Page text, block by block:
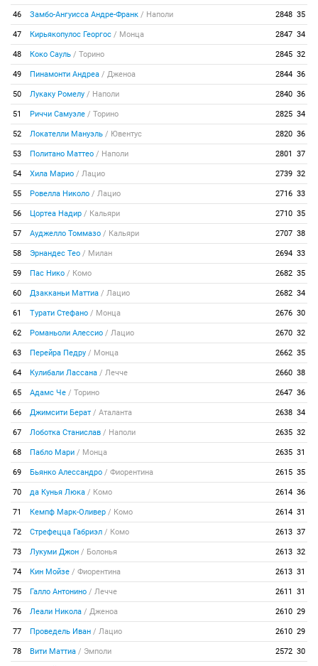
46 Замбо-Ангуисса Андре-Франк / Наполи 2848 35
47 Кирьякопулос Георгос / Монца 2847 34
48 Коко Сауль / Торино 2845 32
49 Пинамонти Андреа / Дженоа 2844 36
50 Лукаку Ромелу / Наполи 2840 36
51 Риччи Самуэле / Торино 2825 34
52 Локателли Мануэль / Ювентус 2820 36
53 Политано Маттео / Наполи 2801 37
54 Хила Марио / Лацио 2739 32
55 Ровелла Николо / Лацио 2716 33
56 Цортеа Надир / Кальяри 2710 35
57 Ауджелло Томмазо / Кальяри 2707 38
58 Эрнандес Тео / Милан 2694 33
59 Пас Нико / Комо 2682 35
60 Дзакканьи Маттиа / Лацио 2682 34
61 Турати Стефано / Монца 2676 30
62 Романьоли Алессио / Лацио 2670 32
63 Перейра Педру / Монца 2662 35
64 Кулибали Лассана / Лечче 2660 38
65 Адамс Че / Торино 2647 36
66 Джимсити Берат / Аталанта 2638 34
67 Лоботка Станислав / Наполи 2635 32
68 Пабло Мари / Монца 2635 31
69 Бьянко Алессандро / Фиорентина 2615 35
70 да Кунья Люка / Комо 2614 36
71 Кемпф Марк-Оливер / Комо 2614 31
72 Стрефецца Габриэл / Комо 2613 37
73 Лукуми Джон / Болонья 2613 32
74 Кин Мойзе / Фиорентина 2613 31
75 Галло Антонино / Лечче 2611 31
76 Леали Никола / Дженоа 2610 29
77 Проведель Иван / Лацио 2610 29
78 Вити Маттиа / Эмполи 2572 30